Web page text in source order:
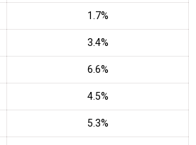
1.7%
3.4%
6.6%
4.5%
5.3%